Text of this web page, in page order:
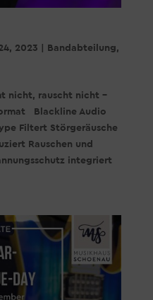
2023 Bandabteilung,
nicht, rauscht nicht –
Blackline Audio
Filtert Störgeräusche
Rauschen und
integriert